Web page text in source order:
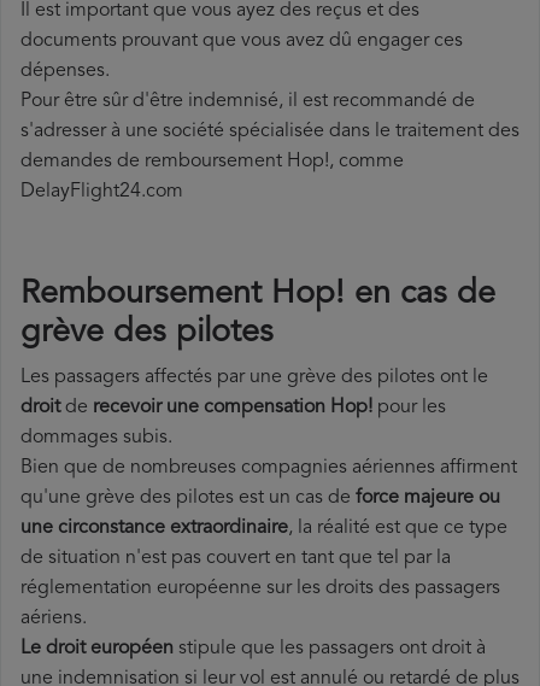
Il est important que vous ayez des reçus et des
documents prouvant que vous avez dû engager ces
dépenses.
Pour être sûr d'être indemnisé, il est recommandé de
s'adresser à une société spécialisée dans le traitement des
demandes de remboursement Hop!, comme
DelayFlight24.com
Remboursement Hop! en cas de
grève des pilotes
Les passagers affectés par une grève des pilotes ont le
droitde recevoir une compensation Hop! pour les
dommages subis.
Bien que de nombreuses compagnies aériennes affirment
qu'une grève des pilotes est un cas de force majeure ou
une circonstance extraordinaire, la réalité est que ce type
de situation n'est pas couvert en tant que tel par la
réglementation européenne sur les droits des passagers
aériens.
Le droit européen stipule que les passagers ont droit à
une indemnisation si leur vol est annulé ou retardé de plus